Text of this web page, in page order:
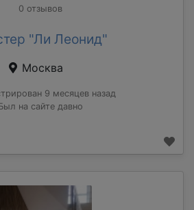
0 отзывов
"Ли Леонид"
Москва
9 месяцев назад
на сайте давно